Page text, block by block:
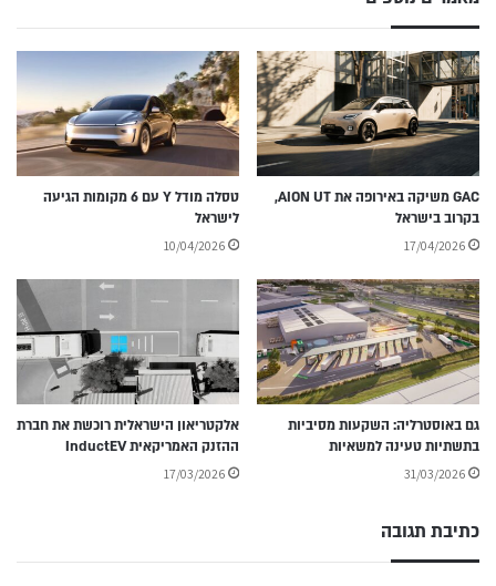
GAC משיקה באירופה את AION UT,
בקרוב בישראל
17/04/2026
טסלה מודל Y עם 6 מקומות הגיעה
לישראל
10/04/2026
גם באוסטרליה: השקעות מסיביות
בתשתיות טעינה למשאיות
31/03/2026
אלקטריאון הישראלית רוכשת את חברת
ההזנק האמריקאית InductEV
17/03/2026
כתיבת תגובה